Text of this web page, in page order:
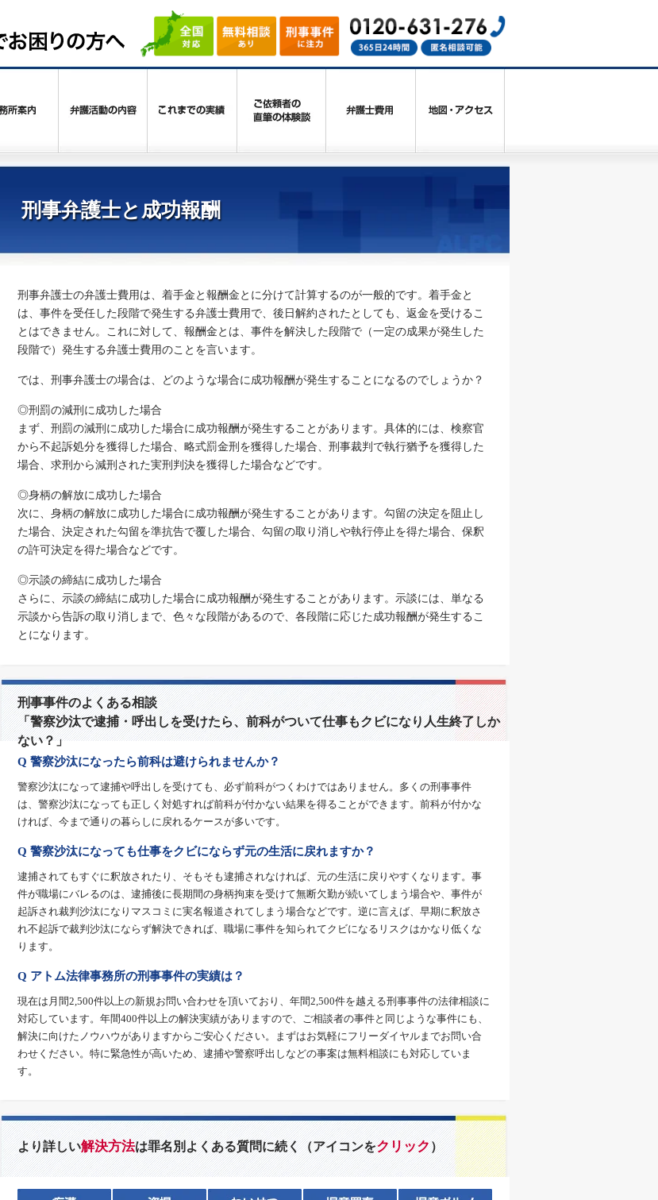
刑事弁護士と成功報酬
刑事弁護士の弁護士費用は、着手金と報酬金とに分けて計算するのが一般的です。着手金と
は、事件を受任した段階で発生する弁護士費用で、後日解約されたとしても、返金を受けるこ
とはできません。これに対して、報酬金とは、事件を解決した段階で（一定の成果が発生した
段階で）発生する弁護士費用のことを言います。
では、刑事弁護士の場合は、どのような場合に成功報酬が発生することになるのでしょうか？
◎刑罰の減刑に成功した場合
まず、刑罰の減刑に成功した場合に成功報酬が発生することがあります。具体的には、検察官
から不起訴処分を獲得した場合、略式罰金刑を獲得した場合、刑事裁判で執行猶予を獲得した
場合、求刑から減刑された実刑判決を獲得した場合などです。
◎身柄の解放に成功した場合
次に、身柄の解放に成功した場合に成功報酬が発生することがあります。勾留の決定を阻止し
た場合、決定された勾留を準抗告で覆した場合、勾留の取り消しや執行停止を得た場合、保釈
の許可決定を得た場合などです。
◎示談の締結に成功した場合
さらに、示談の締結に成功した場合に成功報酬が発生することがあります。示談には、単なる
示談から告訴の取り消しまで、色々な段階があるので、各段階に応じた成功報酬が発生するこ
とになります。
刑事事件のよくある相談
「警察沙汰で逮捕・呼出しを受けたら、前科がついて仕事もクビになり人生終了しか
ない？」
Q 警察沙汰になったら前科は避けられませんか？
警察沙汰になって逮捕や呼出しを受けても、必ず前科がつくわけではありません。多くの刑事事件
は、警察沙汰になっても正しく対処すれば前科が付かない結果を得ることができます。前科が付かな
ければ、今まで通りの暮らしに戻れるケースが多いです。
Q 警察沙汰になっても仕事をクビにならず元の生活に戻れますか？
逮捕されてもすぐに釈放されたり、そもそも逮捕されなければ、元の生活に戻りやすくなります。事
件が職場にバレるのは、逮捕後に長期間の身柄拘束を受けて無断欠勤が続いてしまう場合や、事件が
起訴され裁判沙汰になりマスコミに実名報道されてしまう場合などです。逆に言えば、早期に釈放さ
れ不起訴で裁判沙汰にならず解決できれば、職場に事件を知られてクビになるリスクはかなり低くな
ります。
Q アトム法律事務所の刑事事件の実績は？
現在は月間2,500件以上の新規お問い合わせを頂いており、年間2,500件を越える刑事事件の法律相談に
対応しています。年間400件以上の解決実績がありますので、ご相談者の事件と同じような事件にも、
解決に向けたノウハウがありますからご安心ください。まずはお気軽にフリーダイヤルまでお問い合
わせください。特に緊急性が高いため、逮捕や警察呼出しなどの事案は無料相談にも対応していま
す。
より詳しい解決方法は罪名別よくある質問に続く（アイコンをクリック）